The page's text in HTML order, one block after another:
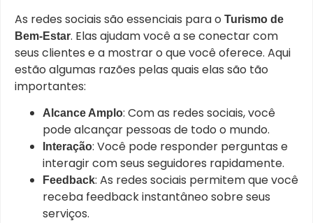
As redes sociais são essenciais para o Turismo de
Bem-Estar. Elas ajudam você a se conectar com
seus clientes e a mostrar o que você oferece. Aqui
estão algumas razões pelas quais elas são tão
importantes:
Alcance Amplo: Com as redes sociais, você
pode alcançar pessoas de todo o mundo.
Interação: Você pode responder perguntas e
interagir com seus seguidores rapidamente.
Feedback: As redes sociais permitem que você
receba feedback instantâneo sobre seus
serviços.